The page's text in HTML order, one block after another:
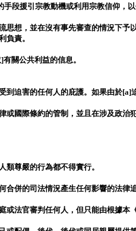
段援引宗教動機或利用宗教信仰，以
思想，並在沒有事先審查的情況下予
負責。
關公共利益的信息。
到迫害的任何人的庇護。如果由於[a]
或國際條約的管制，並且在涉及政治
類尊嚴的行為都不得實行。
合併的司法情況產生任何影響的法律追
或法官審判任何人，但只能由根據本